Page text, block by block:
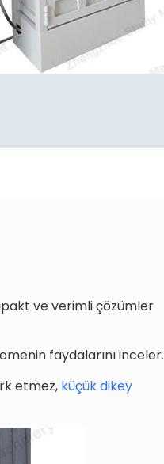
ve verimli çözümler
faydalarını inceler.
etmez, küçük dikey